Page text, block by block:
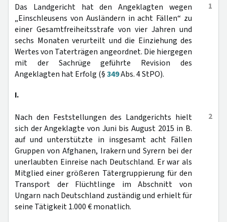
1
Das Landgericht hat den Angeklagten wegen
„Einschleusens von Ausländern in acht Fällen“ zu
einer Gesamtfreiheitsstrafe von vier Jahren und
sechs Monaten verurteilt und die Einziehung des
Wertes von Taterträgen angeordnet. Die hiergegen
mit der Sachrüge geführte Revision des
Angeklagten hat Erfolg (§349Abs. 4 StPO).
I.
2
Nach den Feststellungen des Landgerichts hielt
sich der Angeklagte von Juni bis August 2015 in B.
auf und unterstützte in insgesamt acht Fällen
Gruppen von Afghanen, Irakern und Syrern bei der
unerlaubten Einreise nach Deutschland. Er war als
Mitglied einer größeren Tätergruppierung für den
Transport der Flüchtlinge im Abschnitt von
Ungarn nach Deutschland zuständig und erhielt für
seine Tätigkeit 1.000 € monatlich.